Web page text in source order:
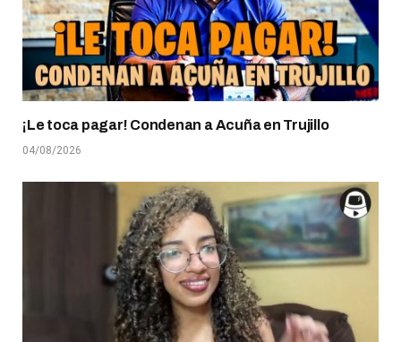
¡Le toca pagar! Condenan a Acuña en Trujillo
04/08/2026